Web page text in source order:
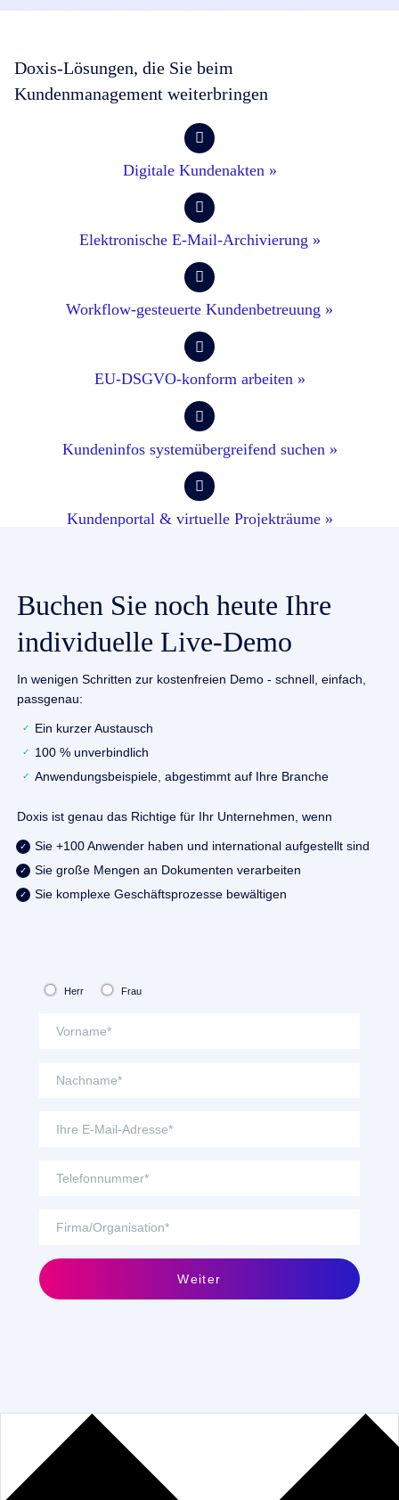
Doxis-Lösungen, die Sie beim
Kundenmanagement weiterbringen
Digitale Kundenakten »
Elektronische E-Mail-Archivierung »
Workflow-gesteuerte Kundenbetreuung »
EU-DSGVO-konform arbeiten »
Kundeninfos systemübergreifend suchen »
Kundenportal & virtuelle Projekträume »
Buchen Sie noch heute Ihre
individuelle Live-Demo
In wenigen Schritten zur kostenfreien Demo - schnell, einfach,
passgenau:
Ein kurzer Austausch
100 % unverbindlich
Anwendungsbeispiele, abgestimmt auf Ihre Branche
Doxis ist genau das Richtige für Ihr Unternehmen, wenn
Sie +100 Anwender haben und international aufgestellt sind
Sie große Mengen an Dokumenten verarbeiten
Sie komplexe Geschäftsprozesse bewältigen
Herr Frau
Weiter